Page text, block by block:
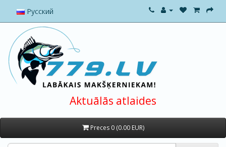
Русский
Aktuālās atlaides
Preces 0 (0.00 EUR)